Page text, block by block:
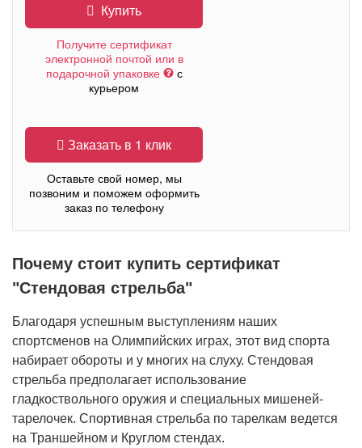
Купить
Получите сертификат
электронной почтой или в
подарочной упаковке
с
курьером
Заказать в 1 клик
Оставьте свой номер, мы
позвоним и поможем оформить
заказ по телефону
Почему стоит купить сертификат
"Стендовая стрельба"
Благодаря успешным выступлениям наших
спортсменов на Олимпийских играх, этот вид спорта
набирает обороты и у многих на слуху. Стендовая
стрельба предполагает использование
гладкоствольного оружия и специальных мишеней-
тарелочек. Спортивная cтрельба по тарелкам ведется
на Траншейном и Круглом стендах.